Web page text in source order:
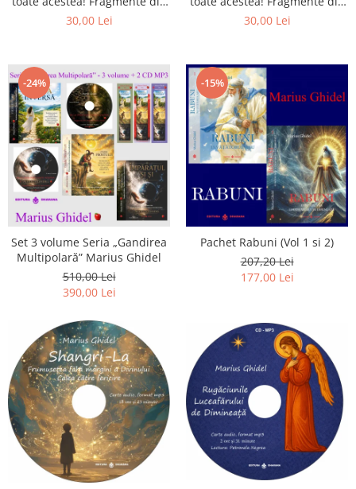
cărțile lui Marius Ghidel
30,00 Lei
cărțile lui Marius Ghidel
30,00 Lei
-24%
Set 3 volume Seria „Gandirea
Multipolară” Marius Ghidel
510,00 Lei
390,00 Lei
-15%
Pachet Rabuni (Vol 1 si 2)
207,20 Lei
177,00 Lei